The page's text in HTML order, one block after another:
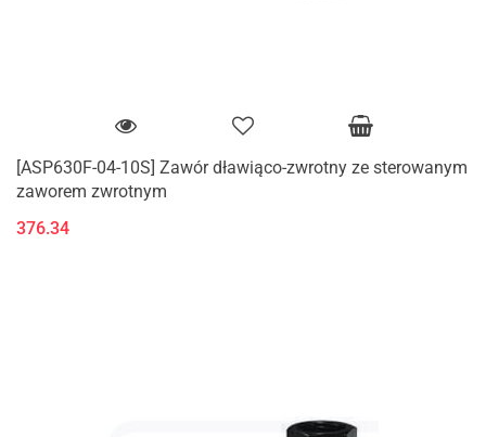
[ASP630F-04-10S] Zawór dławiąco-zwrotny ze sterowanym
zaworem zwrotnym
376.34